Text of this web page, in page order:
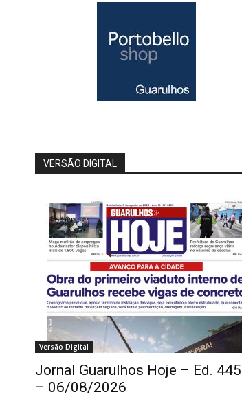
VERSÃO DIGITAL
Versão Digital
Jornal Guarulhos Hoje – Ed.
– 06/08/2026